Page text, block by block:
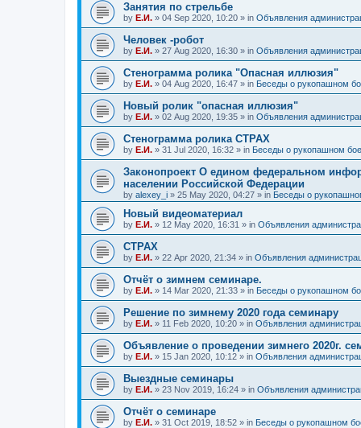
Занятия по стрельбе
by Е.И. » 04 Sep 2020, 10:20 » in Объявления
Человек -робот
by Е.И. » 27 Aug 2020, 16:30 » in Объявления
Стенограмма ролика "Опасная иллюзия"
by Е.И. » 04 Aug 2020, 16:47 » in Беседы о рукопашном
Новый ролик "опасная иллюзия"
by Е.И. » 02 Aug 2020, 19:35 » in Объявления
Стенограмма ролика СТРАХ
by Е.И. » 31 Jul 2020, 16:32 » in Беседы о рукопашном бое
Законопроект О едином федеральном
населении Российской Федерации
by alexey_i » 25 May 2020, 04:27 » in Беседы о
Новый видеоматериал
by Е.И. » 12 May 2020, 16:31 » in Объявления
СТРАХ
by Е.И. » 22 Apr 2020, 21:34 » in Объявления
Отчёт о зимнем семинаре.
by Е.И. » 14 Mar 2020, 21:33 » in Беседы о рукопашном
Решение по зимнему 2020 года семинару
by Е.И. » 11 Feb 2020, 10:20 » in Объявления
Объявление о проведении зимнего 2020г.
by Е.И. » 15 Jan 2020, 10:12 » in Объявления
Выездные семинары
by Е.И. » 23 Nov 2019, 16:24 » in Объявления
Отчёт о семинаре
by Е.И. » 31 Oct 2019, 18:52 » in Беседы о рукопашном